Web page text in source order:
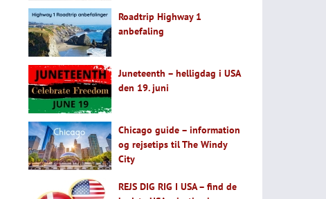
Roadtrip Highway 1
anbefaling
Juneteenth – helligdag i USA
den 19. juni
Chicago guide – information
og rejsetips til The Windy
City
REJS DIG RIG I USA – find de